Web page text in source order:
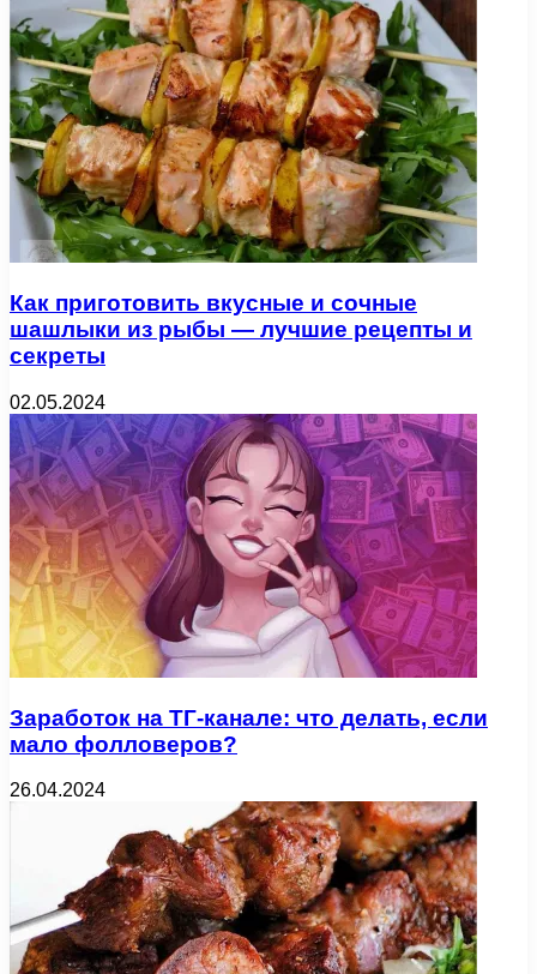
Как приготовить вкусные и сочные
шашлыки из рыбы — лучшие рецепты и
секреты
02.05.2024
Заработок на ТГ-канале: что делать, если
мало фолловеров?
26.04.2024